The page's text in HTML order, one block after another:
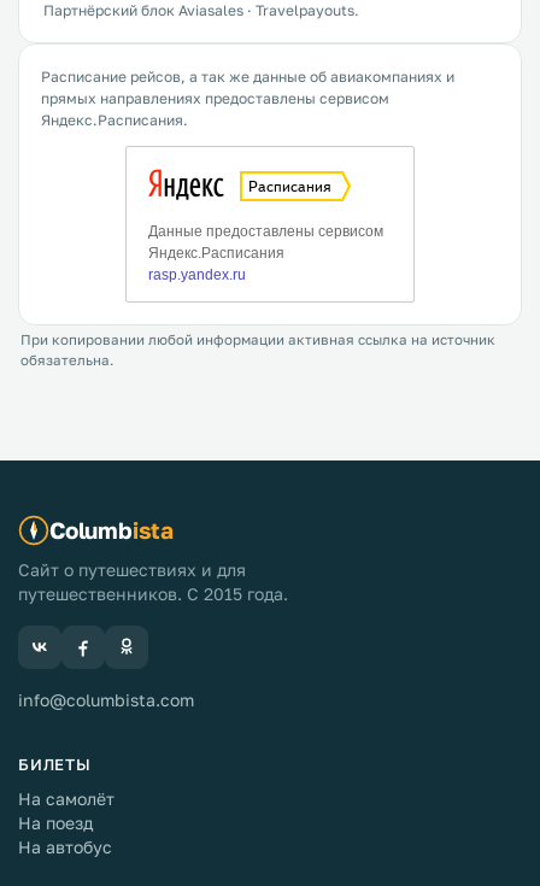
Партнёрский блок Aviasales · Travelpayouts.
Расписание рейсов, а так же данные об авиакомпаниях и
прямых направлениях предоставлены сервисом
Яндекс.Расписания.
При копировании любой информации активная ссылка на источник
обязательна.
Columbista
Сайт о путешествиях и для
путешественников. С 2015 года.
info@columbista.com
БИЛЕТЫ
На самолёт
На поезд
На автобус